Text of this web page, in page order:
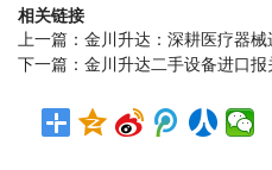
相关链接
上一篇： 金川升达：深耕医疗器械
下一篇： 金川升达二手设备进口报